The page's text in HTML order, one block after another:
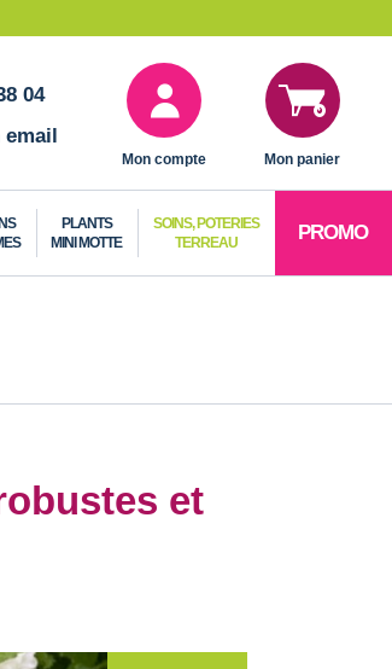
04
email
Mon compte Mon panier
PLANTS
MINI MOTTE
SOINS, POTERIES
TERREAU
PROMO
et